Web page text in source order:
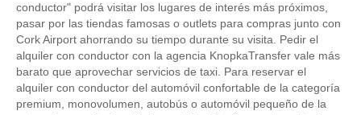
conductor" podrá visitar los lugares de interés más próximos,
pasar por las tiendas famosas o outlets para compras junto con
Cork Airport ahorrando su tiempo durante su visita. Pedir el
alquiler con conductor con la agencia KnopkaTransfer vale más
barato que aprovechar servicios de taxi. Para reservar el
alquiler con conductor del automóvil confortable de la categoría
premium, monovolumen, autobús o automóvil pequeño de la